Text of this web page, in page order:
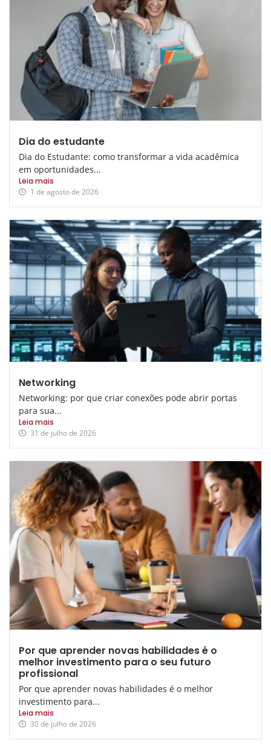
Dia do estudante
Dia do Estudante: como transformar a vida acadêmica
em oportunidades...
Leia mais
1 de agosto de 2026
Networking
Networking: por que criar conexões pode abrir portas
para sua...
Leia mais
31 de julho de 2026
Por que aprender novas habilidades é o
melhor investimento para o seu futuro
profissional
Por que aprender novas habilidades é o melhor
investimento para...
Leia mais
30 de julho de 2026